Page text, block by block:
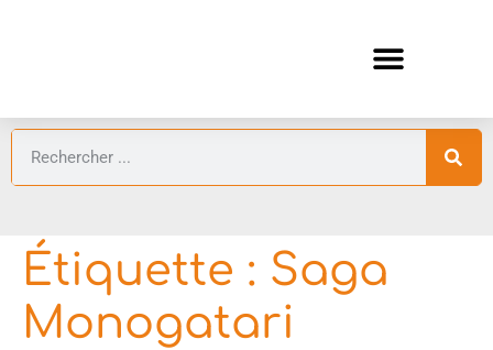
Étiquette : Saga
Monogatari